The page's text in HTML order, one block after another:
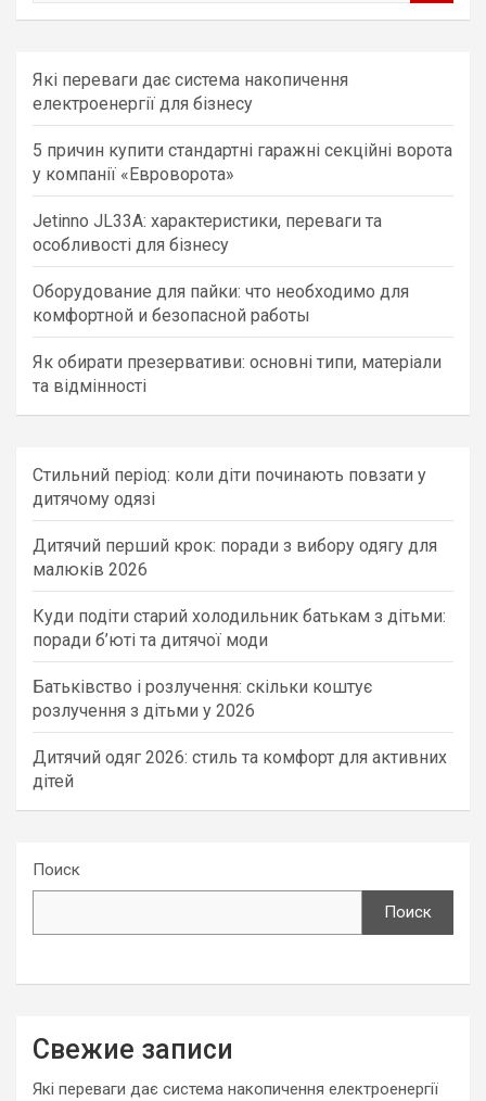
h
Які переваги дає система накопичення
електроенергії для бізнесу
5 причин купити стандартні гаражні секційні ворота
у компанії «Евроворота»
Jetinno JL33A: характеристики, переваги та
особливості для бізнесу
Оборудование для пайки: что необходимо для
комфортной и безопасной работы
Як обирати презервативи: основні типи, матеріали
та відмінності
Стильний період: коли діти починають повзати у
дитячому одязі
Дитячий перший крок: поради з вибору одягу для
малюків 2026
Куди подіти старий холодильник батькам з дітьми:
поради б’юті та дитячої моди
Батьківство і розлучення: скільки коштує
розлучення з дітьми у 2026
Дитячий одяг 2026: стиль та комфорт для активних
дітей
Поиск
Поиск
Свежие записи
Які переваги дає система накопичення електроенергії